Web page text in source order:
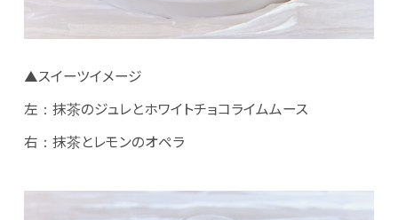
▲スイーツイメージ
左：抹茶のジュレとホワイトチョコライムムース
右：抹茶とレモンのオペラ